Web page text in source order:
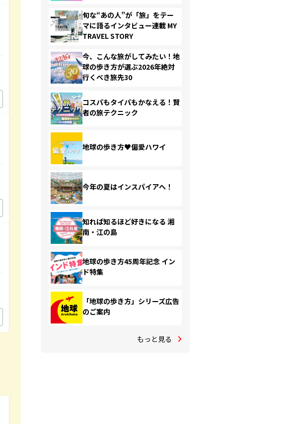
旬な“あの人”が「旅」をテー
マに語るインタビュー連載 MY
TRAVEL STORY
今、こんな旅がしてみたい！地
球の歩き方が選ぶ2026年絶対
行くべき旅先30
コスパもタイパもかなえる！賢
者の旅テクニック
地球の歩き方♥偏愛ハワイ
今年の夏はインスパイアへ！
知れば知るほど好きになる 湘
南・江の島
地球の歩き方45周年記念 イン
ド特集
「地球の歩き方」シリーズ広告
のご案内
もっと見る